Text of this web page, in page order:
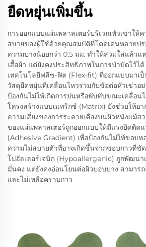
ยืดหยุ่นเพิ่มขึ้น
การออกแบบแผ่นพลาสเตอร์บริเวณหัวเข่าให้
สบายของผู้ใช้ด้วยคุณสมบัติที่โดดเด่นหลายปร
ความบางน้อยกว่า 0.5 มม. ทำให้สวมใส่แล้วแ
เสื้อผ้า แต่ยังคงประสิทธิภาพในการบำบัดไว้ไ
เทคโนโลยีฟลีซ-ฟิต (Flex-fit) ที่ออกแบบมาเ
วัสดุยืดหยุ่นที่เคลื่อนไหวร่วมกับข้อต่อหัวเข่าอ
ป้องกันไม่ให้เกิดการย่นหรือพับทับขณะเคลื่อน
โครงสร้างแบบเมทริกซ์ (Matrix) ยังช่วยให้อ
ความเสี่ยงของการระคายเคืองบนผิวหนังแม้ส
ของแผ่นพลาสเตอร์ถูกออกแบบให้มีแรงยึดติดแ
(Adhesive Gradient) เพื่อป้องกันไม่ให้ขอบ
ความไม่สบายตัวที่อาจเกิดขึ้นจากขอบกาวที่ชั
โปอัลเลอร์เจนิก (Hypoallergenic) ถูกพัฒนาเ
มั่นคง แต่ยังคงอ่อนโยนต่อผิวบอบบาง สามารถ
และไม่เหลือคราบกาว